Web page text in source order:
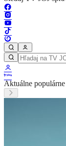
Aktuálne populárne